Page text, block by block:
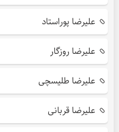
علیرضا پوراستاد
علیرضا روزگار
علیرضا طلیسچی
علیرضا قربانی